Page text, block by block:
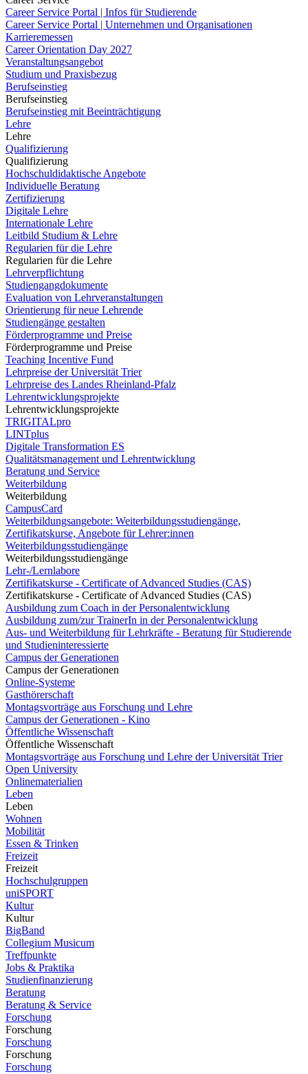
Career Service Portal | Infos für Studierende
Career Service Portal | Unternehmen und Organisationen
Karrieremessen
Career Orientation Day 2027
Veranstaltungsangebot
Studium und Praxisbezug
Berufseinstieg
Berufseinstieg
Berufseinstieg mit Beeinträchtigung
Lehre
Lehre
Qualifizierung
Qualifizierung
Hochschuldidaktische Angebote
Individuelle Beratung
Zertifizierung
Digitale Lehre
Internationale Lehre
Leitbild Studium & Lehre
Regularien für die Lehre
Regularien für die Lehre
Lehrverpflichtung
Studiengangdokumente
Evaluation von Lehrveranstaltungen
Orientierung für neue Lehrende
Studiengänge gestalten
Förderprogramme und Preise
Förderprogramme und Preise
Teaching Incentive Fund
Lehrpreise der Universität Trier
Lehrpreise des Landes Rheinland-Pfalz
Lehrentwicklungsprojekte
Lehrentwicklungsprojekte
TRIGITALpro
LINTplus
Digitale Transformation ES
Qualitätsmanagement und Lehrentwicklung
Beratung und Service
Weiterbildung
Weiterbildung
CampusCard
Weiterbildungsangebote: Weiterbildungsstudiengänge,
Zertifikatskurse, Angebote für Lehrer:innen
Weiterbildungsstudiengänge
Weiterbildungsstudiengänge
Lehr-/Lernlabore
Zertifikatskurse - Certificate of Advanced Studies (CAS)
Zertifikatskurse - Certificate of Advanced Studies (CAS)
Ausbildung zum Coach in der Personalentwicklung
Ausbildung zum/zur TrainerIn in der Personalentwicklung
Aus- und Weiterbildung für Lehrkräfte - Beratung für Studierende
und Studieninteressierte
Campus der Generationen
Campus der Generationen
Online-Systeme
Gasthörerschaft
Montagsvorträge aus Forschung und Lehre
Campus der Generationen - Kino
Öffentliche Wissenschaft
Öffentliche Wissenschaft
Montagsvorträge aus Forschung und Lehre der Universität Trier
Open University
Onlinematerialien
Leben
Leben
Wohnen
Mobilität
Essen & Trinken
Freizeit
Freizeit
Hochschulgruppen
uniSPORT
Kultur
Kultur
BigBand
Collegium Musicum
Treffpunkte
Jobs & Praktika
Studienfinanzierung
Beratung
Beratung & Service
Forschung
Forschung
Forschung
Forschung
Forschung